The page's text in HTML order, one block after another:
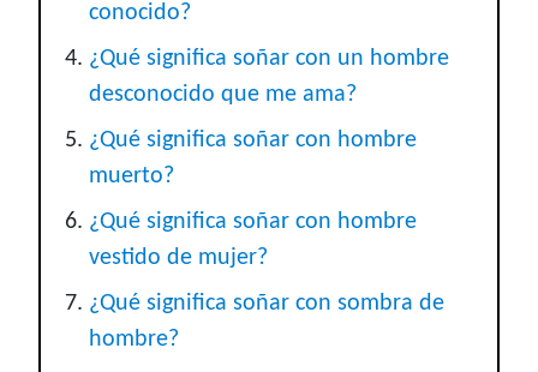
conocido?
¿Qué significa soñar con un hombre
desconocido que me ama?
¿Qué significa soñar con hombre
muerto?
¿Qué significa soñar con hombre
vestido de mujer?
¿Qué significa soñar con sombra de
hombre?